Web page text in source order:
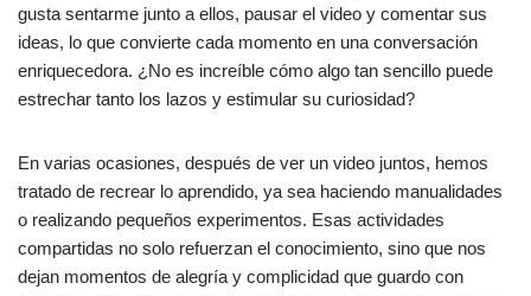
gusta sentarme junto a ellos, pausar el video y comentar sus
ideas, lo que convierte cada momento en una conversación
enriquecedora. ¿No es increíble cómo algo tan sencillo puede
estrechar tanto los lazos y estimular su curiosidad?
En varias ocasiones, después de ver un video juntos, hemos
tratado de recrear lo aprendido, ya sea haciendo manualidades
o realizando pequeños experimentos. Esas actividades
compartidas no solo refuerzan el conocimiento, sino que nos
dejan momentos de alegría y complicidad que guardo con